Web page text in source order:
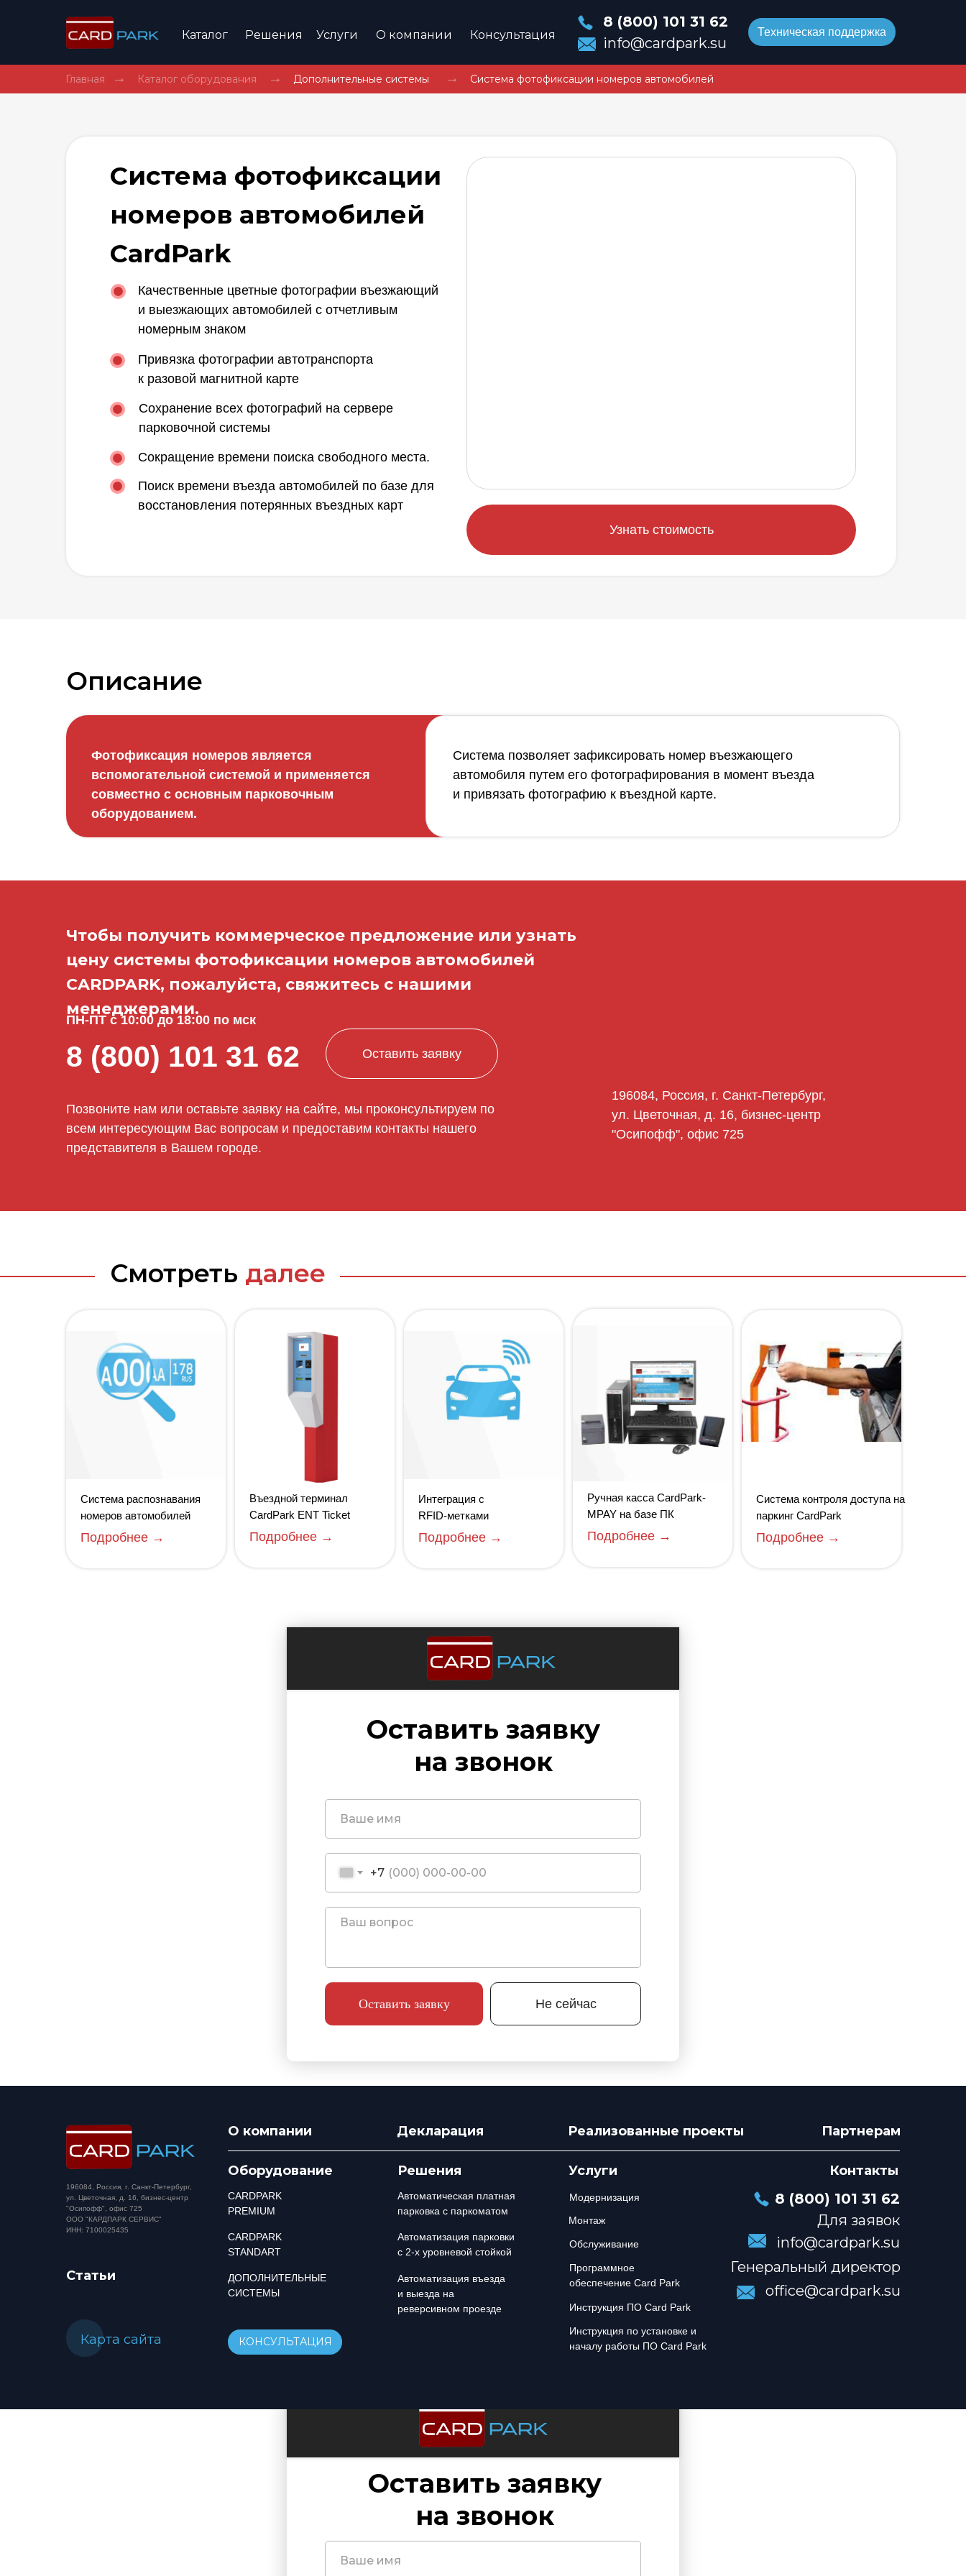
8 (800) 101 31 62
Каталог Решения Услуги О компании Консультация info@cardpark.su
Техническая поддержка
Система фотофиксации номеров автомобилей
Каталог оборудования →
Главная → Дополнительные системы →
Система фотофиксации
номеров автомобилей
CardPark
Узнать стоимость
Качественные цветные фотографии въезжающий
и выезжающих автомобилей с отчетливым
номерным знаком
Привязка фотографии автотранспорта
к разовой магнитной карте
Сохранение всех фотографий на сервере
парковочной системы
Сокращение времени поиска свободного места.
Поиск времени въезда автомобилей по базе для
восстановления потерянных въездных карт
Описание
Система позволяет зафиксировать номер въезжающего
автомобиля путем его фотографирования в момент въезда
и привязать фотографию к въездной карте.
Фотофиксация номеров является
вспомогательной системой и применяется
совместно с основным парковочным
оборудованием.
Позвоните нам или оставьте заявку на сайте, мы проконсультируем по
всем интересующим Вас вопросам и предоставим контакты нашего
представителя в Вашем городе.
Чтобы получить коммерческое предложение или узнать
цену системы фотофиксации номеров автомобилей
CARDPARK, пожалуйста, свяжитесь с нашими
менеджерами.
8 (800) 101 31 62
196084, Россия, г. Санкт-Петербург,
ул. Цветочная, д. 16, бизнес-центр
"Осипофф", офис 725
ПН-ПТ с 10:00 до 18:00 по мск
Оставить заявку
Смотреть далее
Система распознавания
номеров автомобилей
Подробнее →
Интеграция с
RFID-метками
Подробнее →
Система контроля доступа на
паркинг CardPark
Подробнее →
Ручная касса CardPark-
MPAY на базе ПК
Подробнее →
Въездной терминал
CardPark ENT Ticket
Подробнее →
+7
Оставить заявку Не сейчас
Оставить заявку
на звонок
8 (800) 101 31 62
Оборудование Решения Услуги
Партнерам
О компании
info@cardpark.su
office@cardpark.su
Для заявок
Генеральный директор
Контакты
196084, Россия, г. Санкт-Петербург,
ул. Цветочная, д. 16, бизнес-центр
"Осипофф", офис 725
ООО "КАРДПАРК СЕРВИС"
ИНН: 7100025435
Реализованные проекты
Автоматическая платная
парковка с паркоматом
Автоматизация парковки
с 2-х уровневой стойкой
Автоматизация въезда
и выезда на
реверсивном проезде
CARDPARK
PREMIUM
CARDPARK
STANDART
КОНСУЛЬТАЦИЯ
ДОПОЛНИТЕЛЬНЫЕ
СИСТЕМЫ
Декларация
Монтаж
Инструкция по установке и
началу работы ПО Card Park
Инструкция ПО Card Park
Программное
обеспечение Card Park
Обслуживание
Модернизация
Карта сайта
Статьи
Оставить заявку
на звонок